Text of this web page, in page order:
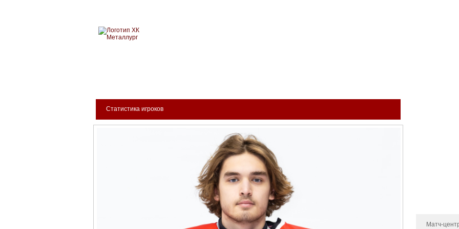
Статистика игроков
Матч-